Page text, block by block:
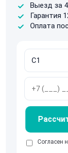
Выезд за
Гарантия
Оплата
Согласен